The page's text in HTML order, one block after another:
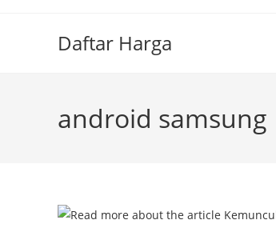
Daftar Harga
android samsung